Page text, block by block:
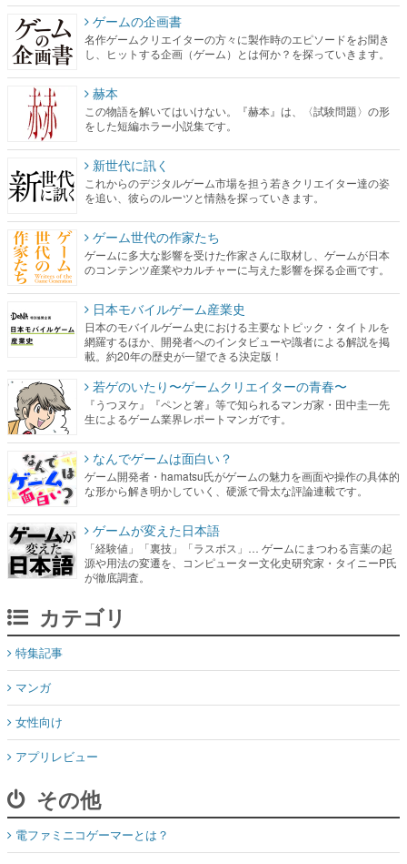
ゲームの企画書
名作ゲームクリエイターの方々に製作時のエピソードをお聞き
し、ヒットする企画（ゲーム）とは何か？を探っていきます。
赫本
この物語を解いてはいけない。『赫本』は、〈試験問題〉の形
をした短編ホラー小説集です。
新世代に訊く
これからのデジタルゲーム市場を担う若きクリエイター達の姿
を追い、彼らのルーツと情熱を探っていきます。
ゲーム世代の作家たち
ゲームに多大な影響を受けた作家さんに取材し、ゲームが日本
のコンテンツ産業やカルチャーに与えた影響を探る企画です。
日本モバイルゲーム産業史
日本のモバイルゲーム史における主要なトピック・タイトルを
網羅するほか、開発者へのインタビューや識者による解説を掲
載。約20年の歴史が一望できる決定版！
若ゲのいたり〜ゲームクリエイターの青春〜
『うつヌケ』『ペンと箸』等で知られるマンガ家・田中圭一先
生によるゲーム業界レポートマンガです。
なんでゲームは面白い？
ゲーム開発者・hamatsu氏がゲームの魅力を画面や操作の具体的
な形から解き明かしていく、硬派で骨太な評論連載です。
ゲームが変えた日本語
「経験値」「裏技」「ラスボス」… ゲームにまつわる言葉の起
源や用法の変遷を、コンピューター文化史研究家・タイニーP氏
が徹底調査。
カテゴリ
特集記事
マンガ
女性向け
アプリレビュー
その他
電ファミニコゲーマーとは？